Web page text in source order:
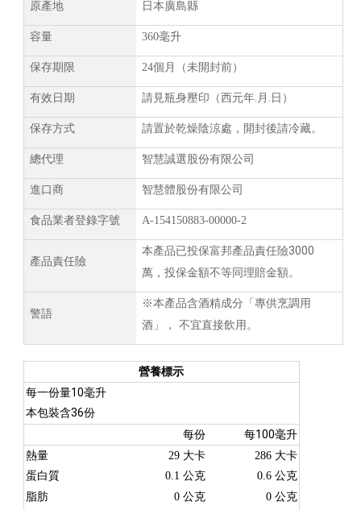
原產地 日本廣島縣
容量 360毫升
保存期限 24個月（未開封前）
有效日期 請見瓶身壓印（西元年 月 日）
保存方式 請置於乾燥陰涼處，開封後請冷藏。
總代理 智慧誠選股份有限公司
進口商 智慧體股份有限公司
食品業者登錄字號 A-154150883-00000-2
產品責任險
本產品已投保富邦產品責任險3000
萬，投保金額不等同理賠金額。
警語
※本產品含酒精成分「專供烹調用
酒」， 不宜直接飲用。
營養標示
每一份量10毫升
本包裝含36份
每份
每100毫升
熱量
29 大卡 286 大卡
蛋白質
0.1 公克 0.6 公克
脂肪
0 公克 0 公克